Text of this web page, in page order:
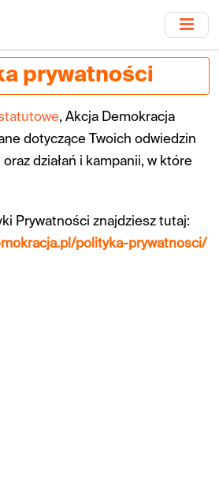
prywatności
, Akcja Demokracja
dotyczące Twoich odwiedzin
działań i kampanii, w które
Prywatności znajdziesz tutaj:
polityka-prywatnosci/